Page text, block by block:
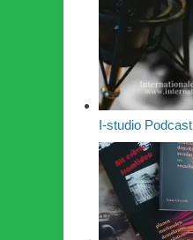
I-studio Podcast